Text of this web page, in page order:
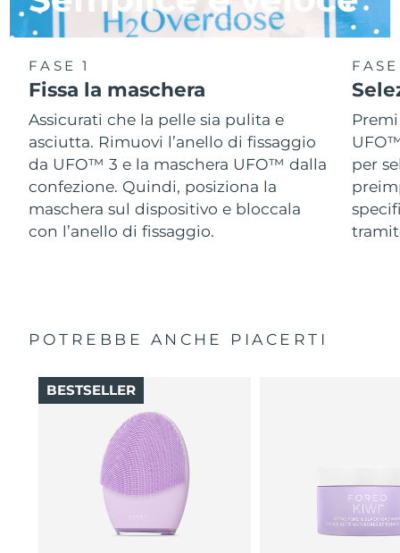
FASE 1
Fissa la maschera
Assicurati che la pelle sia pulita e
asciutta. Rimuovi l’anello di fissaggio
da UFO™ 3 e la maschera UFO™ dalla
confezione. Quindi, posiziona la
maschera sul dispositivo e bloccala
con l’anello di fissaggio.
per
POTREBBE ANCHE PIACERTI
BESTSELLER